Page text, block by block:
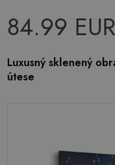
84.99 EUR
Luxusný sklenený
útese